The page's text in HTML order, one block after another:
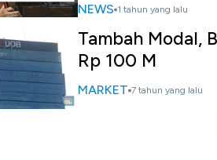
NEWS 1 tahun yang lalu
Tambah Modal,
Rp 100 M
MARKET 7 tahun yang lalu